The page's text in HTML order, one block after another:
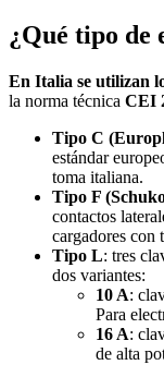
¿Qué tipo de
En Italia se utilizan
la norma técnica CEI
Tipo C
estándar
toma italiana.
Tipo F
contactos
cargadores con
Tipo L: tres
dos variantes:
10 A:
Para
16 A:
de alta